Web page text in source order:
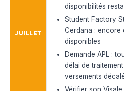
JUILLET
disponibilités
Student Factory
Cerdana : encore
disponibles
Demande APL :
délai de
versements
Vérifier son